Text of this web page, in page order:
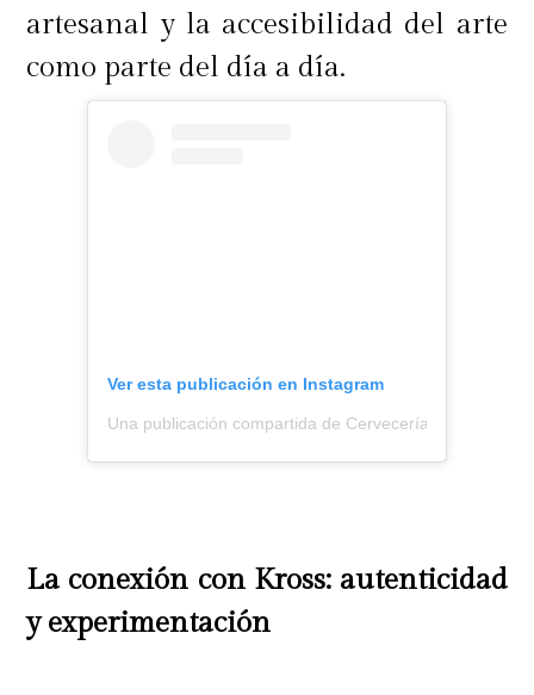
artesanal y la accesibilidad del arte
como parte del día a día.
Ver esta publicación en Instagram
Una publicación compartida de Cervecería Kross
La conexión con Kross: autenticidad
y experimentación